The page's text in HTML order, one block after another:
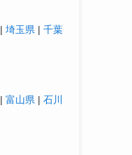
| 埼玉県 | 千葉
| 富山県 | 石川